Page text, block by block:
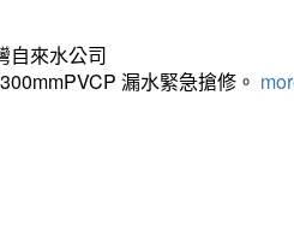
自來水公司
漏水緊急搶修。